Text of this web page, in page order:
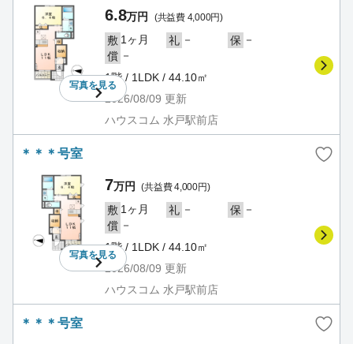
写真を見る
6.8万円 (共益費 4,000円)
敷 1ヶ月 礼 － 保 －
償 －
1階 / 1LDK / 44.10㎡
2026/08/09 更新
ハウスコム 水戸駅前店
＊＊＊号室
写真を見る
7万円 (共益費 4,000円)
敷 1ヶ月 礼 － 保 －
償 －
1階 / 1LDK / 44.10㎡
2026/08/09 更新
ハウスコム 水戸駅前店
＊＊＊号室